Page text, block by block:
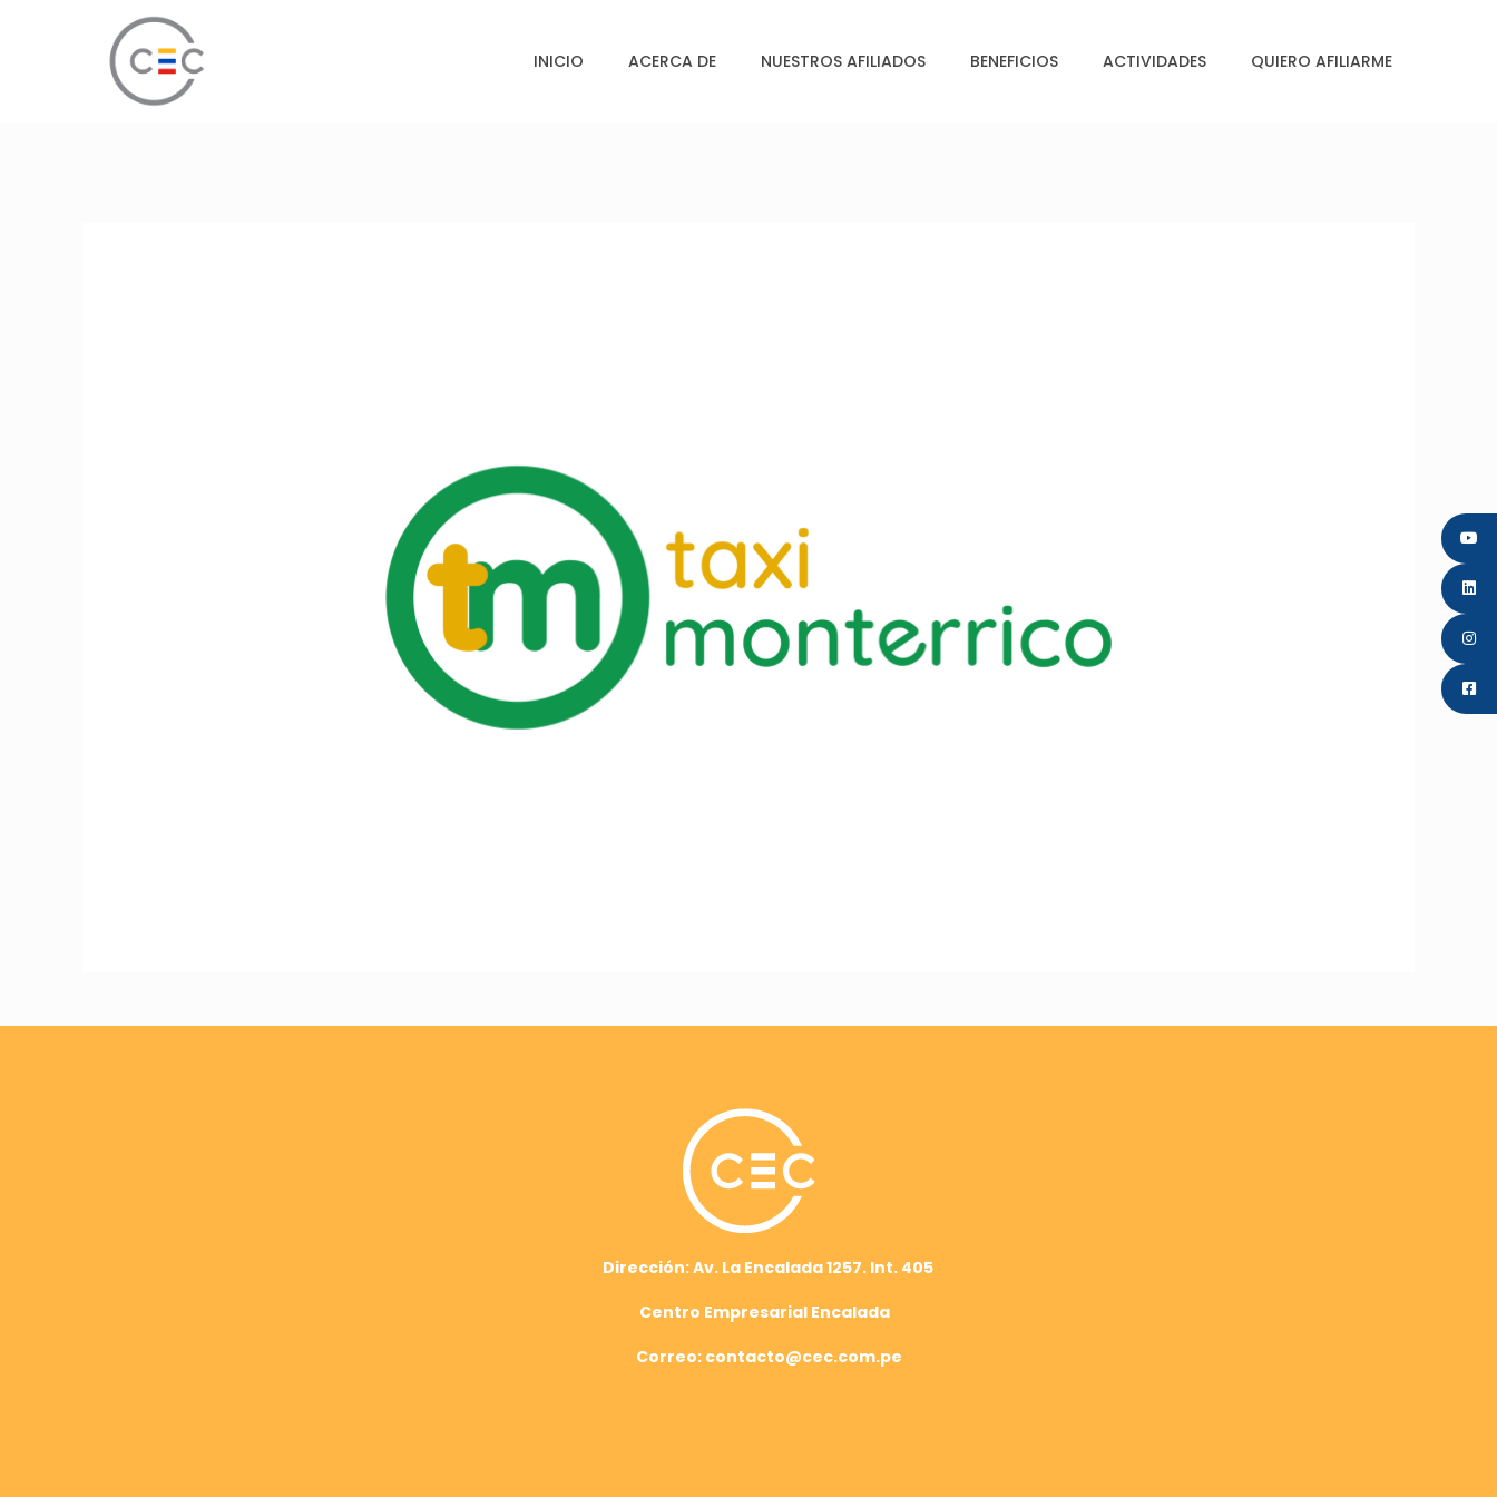
INICIO ACERCA DE NUESTROS AFILIADOS BENEFICIOS ACTIVIDADES QUIERO AFILIARME
Dirección: Av. La Encalada 1257. Int. 405
Centro Empresarial Encalada
Correo: contacto@cec.com.pe